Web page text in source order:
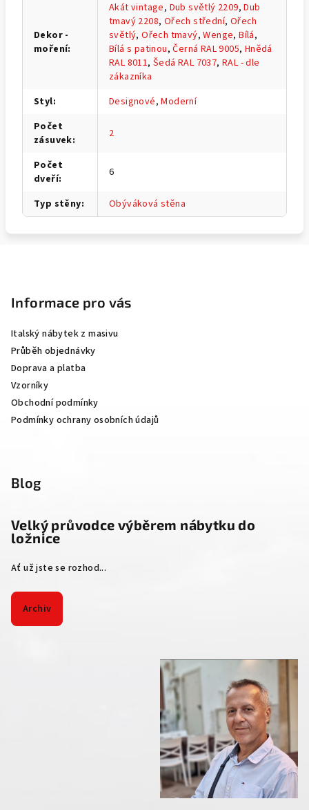
Dekor -
moření:
Akát vintage, Dub světlý 2209,Dub
tmavý 2208, Ořech střední, Ořech
světlý,Ořech tmavý,Wenge,Bílá,
Bílá s patinou,Černá RAL 9005, Hnědá
RAL 8011,Šedá RAL 7037,RAL - dle
zákazníka
Styl: Designové,Moderní
Počet
zásuvek: 2
Počet
dveří: 6
Typ stěny: Obýváková stěna
Informace pro vás
Italský nábytek z masivu
Průběh objednávky
Doprava a platba
Vzorníky
Obchodní podmínky
Podmínky ochrany osobních údajů
Blog
Velký průvodce výběrem nábytku do
ložnice
Ať už jste se rozhod...
Archiv